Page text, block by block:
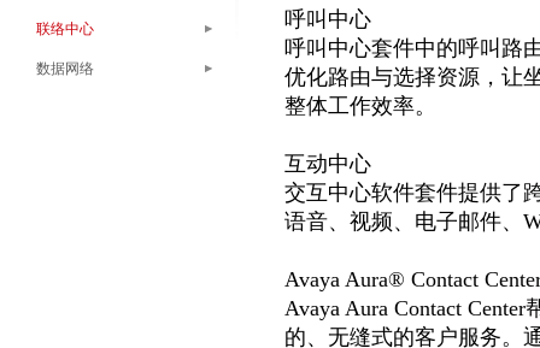
联络中心
数据网络
呼叫中心
呼叫中心套件中的呼叫路
优化路由与选择资源，让
整体工作效率。
互动中心
交互中心软件套件提供了
语音、视频、电子邮件、
Avaya Aura® Contact
Avaya Aura Contact
的、无缝式的客户服务。